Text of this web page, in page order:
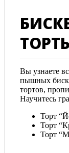
Вы узнаете
пышных
тортов,
Научитесь
Торт
Торт
Торт